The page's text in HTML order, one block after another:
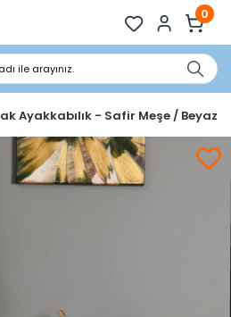
0
ile arayınız.
Ayakkabılık - Safir Meşe / Beyaz